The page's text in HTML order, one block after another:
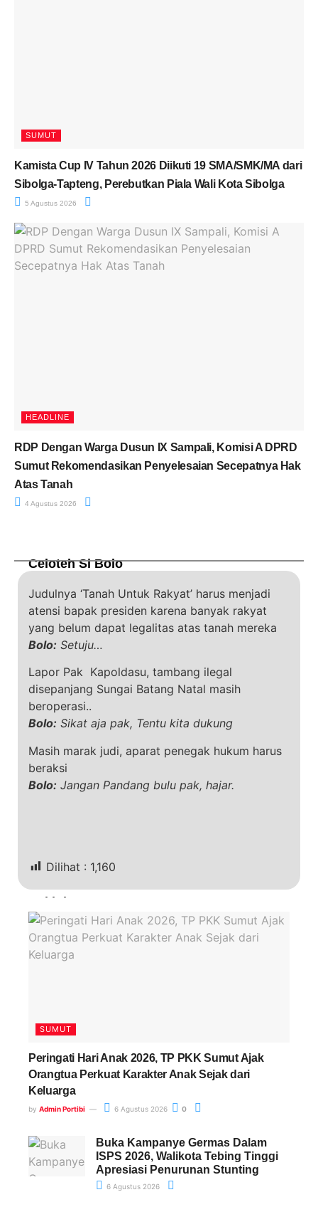
SUMUT
Kamista Cup IV Tahun 2026 Diikuti 19 SMA/SMK/MA dari
Sibolga-Tapteng, Perebutkan Piala Wali Kota Sibolga
5 Agustus 2026
HEADLINE
RDP Dengan Warga Dusun IX Sampali, Komisi A DPRD
Sumut Rekomendasikan Penyelesaian Secepatnya Hak
Atas Tanah
4 Agustus 2026
Celoteh Si Bolo
Judulnya ‘Tanah Untuk Rakyat’ harus menjadi
atensi bapak presiden karena banyak rakyat
yang belum dapat legalitas atas tanah mereka
Bolo: Setuju…
Lapor Pak Kapoldasu, tambang ilegal
disepanjang Sungai Batang Natal masih
beroperasi..
Bolo: Sikat aja pak, Tentu kita dukung
Masih marak judi, aparat penegak hukum harus
beraksi
Bolo: Jangan Pandang bulu pak, hajar.
Dilihat : 1,160
Terkini
SUMUT
Peringati Hari Anak 2026, TP PKK Sumut Ajak
Orangtua Perkuat Karakter Anak Sejak dari
Keluarga
by Admin Portibi 6 Agustus 2026 0
Buka Kampanye Germas Dalam
ISPS 2026, Walikota Tebing Tinggi
Apresiasi Penurunan Stunting
6 Agustus 2026